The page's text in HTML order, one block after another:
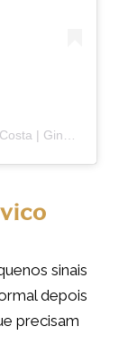
sinais
depois
precisam